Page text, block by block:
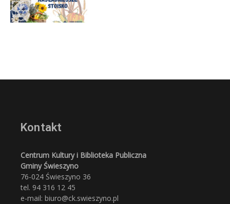
Kontakt
Centrum Kultury i Biblioteka Publiczna
Gminy Świeszyno
76-024 Świeszyno 36
tel. 94 316 12 45
e-mail: biuro@ck.swieszyno.pl